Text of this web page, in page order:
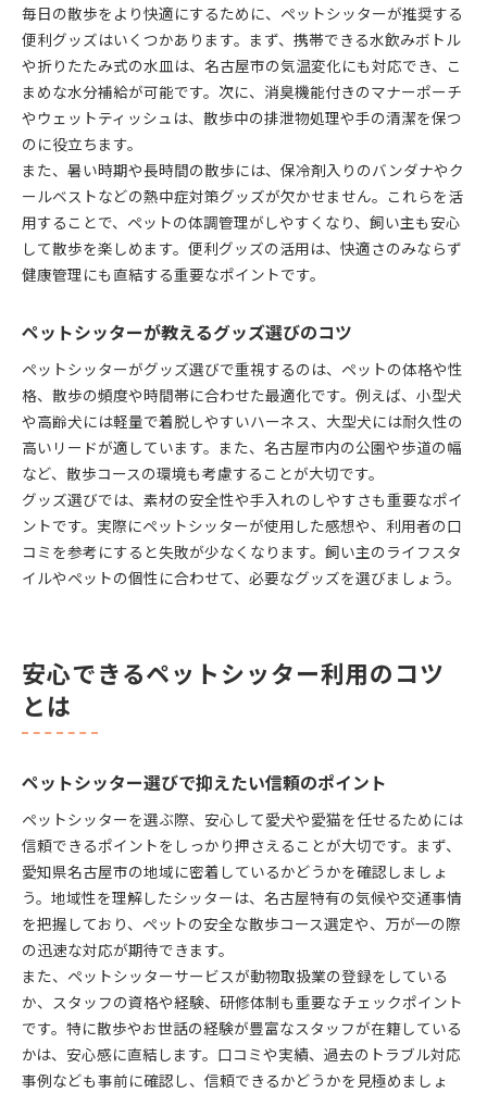
毎日の散歩をより快適にするために、ペットシッターが推奨する
便利グッズはいくつかあります。まず、携帯できる水飲みボトル
や折りたたみ式の水皿は、名古屋市の気温変化にも対応でき、こ
まめな水分補給が可能です。次に、消臭機能付きのマナーポーチ
やウェットティッシュは、散歩中の排泄物処理や手の清潔を保つ
のに役立ちます。
また、暑い時期や長時間の散歩には、保冷剤入りのバンダナやク
ールベストなどの熱中症対策グッズが欠かせません。これらを活
用することで、ペットの体調管理がしやすくなり、飼い主も安心
して散歩を楽しめます。便利グッズの活用は、快適さのみならず
健康管理にも直結する重要なポイントです。
ペットシッターが教えるグッズ選びのコツ
ペットシッターがグッズ選びで重視するのは、ペットの体格や性
格、散歩の頻度や時間帯に合わせた最適化です。例えば、小型犬
や高齢犬には軽量で着脱しやすいハーネス、大型犬には耐久性の
高いリードが適しています。また、名古屋市内の公園や歩道の幅
など、散歩コースの環境も考慮することが大切です。
グッズ選びでは、素材の安全性や手入れのしやすさも重要なポイ
ントです。実際にペットシッターが使用した感想や、利用者の口
コミを参考にすると失敗が少なくなります。飼い主のライフスタ
イルやペットの個性に合わせて、必要なグッズを選びましょう。
安心できるペットシッター利用のコツ
とは
ペットシッター選びで抑えたい信頼のポイント
ペットシッターを選ぶ際、安心して愛犬や愛猫を任せるためには
信頼できるポイントをしっかり押さえることが大切です。まず、
愛知県名古屋市の地域に密着しているかどうかを確認しましょ
う。地域性を理解したシッターは、名古屋特有の気候や交通事情
を把握しており、ペットの安全な散歩コース選定や、万が一の際
の迅速な対応が期待できます。
また、ペットシッターサービスが動物取扱業の登録をしている
か、スタッフの資格や経験、研修体制も重要なチェックポイント
です。特に散歩やお世話の経験が豊富なスタッフが在籍している
かは、安心感に直結します。口コミや実績、過去のトラブル対応
事例なども事前に確認し、信頼できるかどうかを見極めましょ